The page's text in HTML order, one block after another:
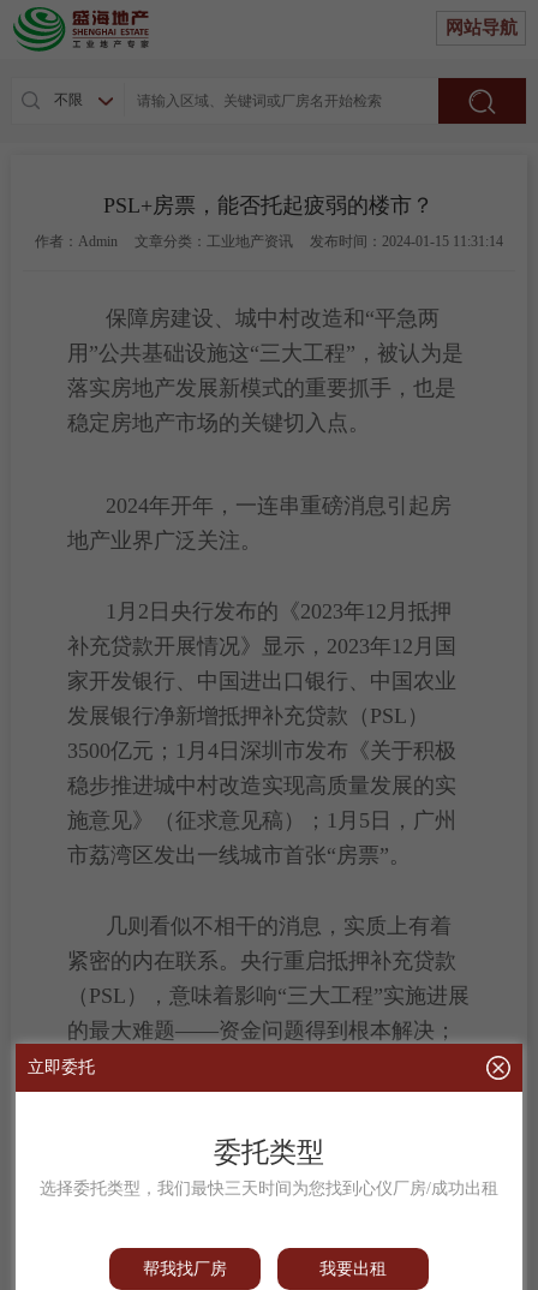
网站导航
不限
PSL+房票，能否托起疲弱的楼市？
作者：Admin 文章分类：工业地产资讯 发布时间：2024-01-15 11:31:14
保障房建设、城中村改造和“平急两
用”公共基础设施这“三大工程”，被认为是
落实房地产发展新模式的重要抓手，也是
稳定房地产市场的关键切入点。
2024年开年，一连串重磅消息引起 房
地产业界广泛关注。
1月2日央行发布的《2023年12月抵押
补充贷款开展情况》显示，2023年12月国
家开发银行、中国进出口银行、中国农业
发展银行净新增抵押补充贷款（PSL）
3500亿元；1月4日深圳市发布《关于积极
稳步推进城中村改造实现高质量发展的实
施意见》（征求意见稿）；1月5日，广州
市荔湾区发出 一线城市首张“房票”。
几则看似不相干的消息，实质上有着
紧密的内在联系。央行重启抵押补充贷款
（PSL），意味着影响“三大工程”实施进展
的最大难题——资金问题得到根本解决；
深圳
度为城中村改造中的拆迁安置
最佳解决路径。
用”公共基础设施这“三大工程”，被认为是
立即委托
委托类型
选择委托类型，我们最快三天时间为您找到心仪厂房/成功出租
帮我找厂房 我要出租